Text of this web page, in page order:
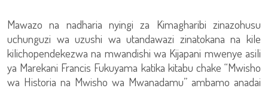
Mawazo na nadharia nyingi za Kimagharibi zinazohusu
uchunguzi wa uzushi wa utandawazi zinatokana na kile
kilichopendekezwa na mwandishi wa Kijapani mwenye asili
ya Marekani Francis Fukuyama katika kitabu chake “Mwisho
wa Historia na Mwisho wa Mwanadamu” ambamo anadai